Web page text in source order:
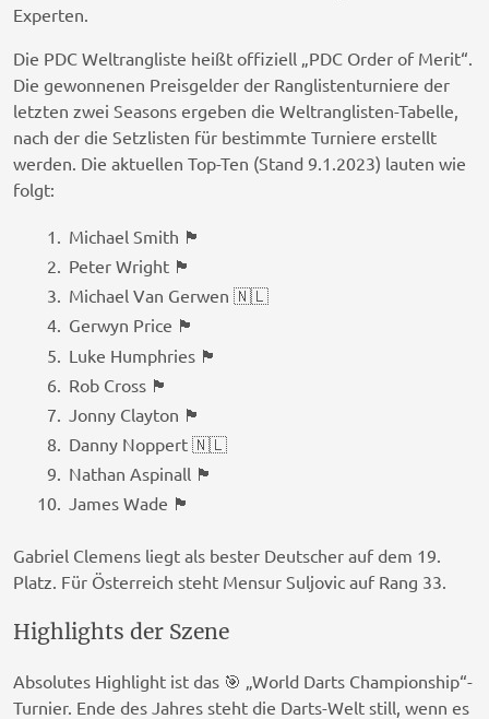
Experten.
Die PDC Weltrangliste heißt offiziell „PDC Order of Merit“.
Die gewonnenen Preisgelder der Ranglistenturniere der
letzten zwei Seasons ergeben die Weltranglisten-Tabelle,
nach der die Setzlisten für bestimmte Turniere erstellt
werden. Die aktuellen Top-Ten (Stand 9.1.2023) lauten wie
folgt:
Michael Smith 🏴󠁧󠁢󠁥󠁮󠁧󠁿
Peter Wright 🏴󠁧󠁢󠁳󠁣󠁴󠁿
Michael Van Gerwen 🇳🇱
Gerwyn Price 🏴󠁧󠁢󠁷󠁬󠁳󠁿
Luke Humphries 🏴󠁧󠁢󠁥󠁮󠁧󠁿
Rob Cross 🏴󠁧󠁢󠁥󠁮󠁧󠁿
Jonny Clayton 🏴󠁧󠁢󠁷󠁬󠁳󠁿
Danny Noppert 🇳🇱
Nathan Aspinall 🏴󠁧󠁢󠁥󠁮󠁧󠁿
James Wade 🏴󠁧󠁢󠁥󠁮󠁧󠁿
Gabriel Clemens liegt als bester Deutscher auf dem 19.
Platz. Für Österreich steht Mensur Suljovic auf Rang 33.
Highlights der Szene
Absolutes Highlight ist das 🎯 „World Darts Championship“-
Turnier. Ende des Jahres steht die Darts-Welt still, wenn es